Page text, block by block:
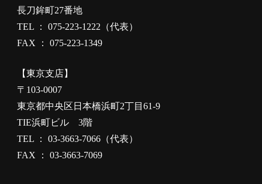
長刀鉾町27番地
TEL ： 075-223-1222（代表）
FAX ： 075-223-1349
【東京支店】
〒103-0007
東京都中央区日本橋浜町2丁目61-9
TIE浜町ビル 3階
TEL ： 03-3663-7066（代表）
FAX ： 03-3663-7069